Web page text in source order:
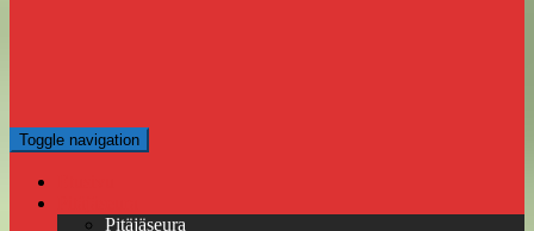
Toggle navigation
Pitäjäseura